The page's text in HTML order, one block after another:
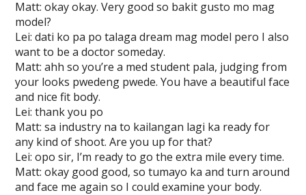
Matt: okay okay. Very good so bakit gusto mo mag
model?
Lei: dati ko pa po talaga dream mag model pero I also
want to be a doctor someday.
Matt: ahh so you’re a med student pala, judging from
your looks pwedeng pwede. You have a beautiful face
and nice fit body.
Lei: thank you po
Matt: sa industry na to kailangan lagi ka ready for
any kind of shoot. Are you up for that?
Lei: opo sir, I’m ready to go the extra mile every time.
Matt: okay good good, so tumayo ka and turn around
and face me again so I could examine your body.